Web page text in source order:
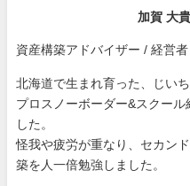
加賀 大
資産構築アドバイザー / 経営者
北海道で生まれ育った、じい
プロスノーボーダー&スクー
した。
怪我や疲労が重なり、セカン
築を人一倍勉強しました。